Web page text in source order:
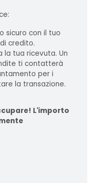
sicuro con il tuo
credito.
la tua ricevuta. Un
ti contatterà
per i
la transazione.
L'importo